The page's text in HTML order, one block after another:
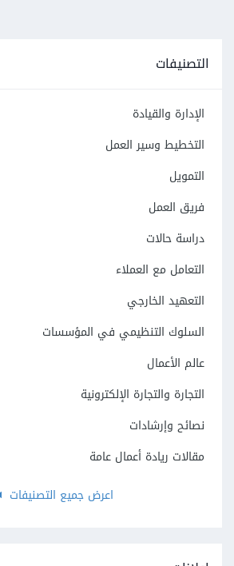
التصنيفات
الإدارة والقيادة
التخطيط وسير العمل
التمويل
فريق العمل
دراسة حالات
التعامل مع العملاء
التعهيد الخارجي
السلوك التنظيمي في المؤسسات
عالم الأعمال
التجارة والتجارة الإلكترونية
نصائح وإرشادات
مقالات ريادة أعمال عامة
اعرض جميع التصنيفات